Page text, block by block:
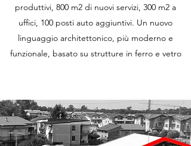
produttivi, 800 m2 di nuovi servizi, 300 m2 a
uffici, 100 posti auto aggiuntivi. Un nuovo
linguaggio architettonico, più moderno e
funzionale, basato su strutture in ferro e vetro